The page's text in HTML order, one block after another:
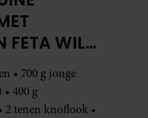
FETA WIL
• 700 g jonge
400 g
2 tenen knoflook •